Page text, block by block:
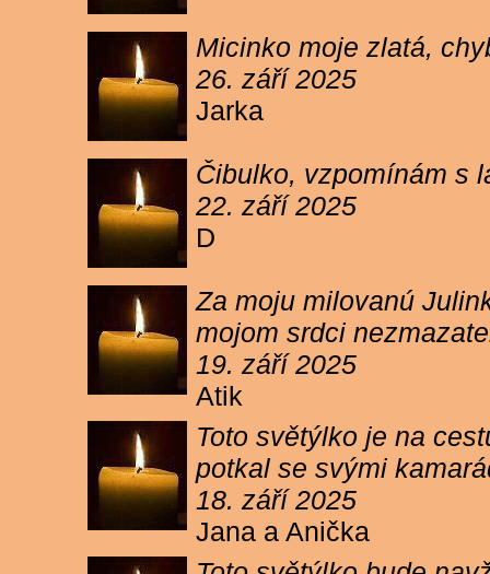
Micinko moje zlatá,
26. září 2025
Jarka
Čibulko, vzpomínám s
22. září 2025
D
Za moju milovanú
mojom srdci
19. září 2025
Atik
Toto světýlko je na
potkal se svými
18. září 2025
Jana a Anička